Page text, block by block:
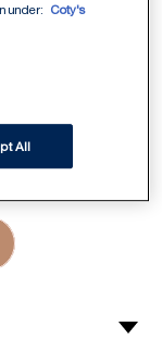
08 09
ITEM 10ITEM 11
under:
Coty's
All